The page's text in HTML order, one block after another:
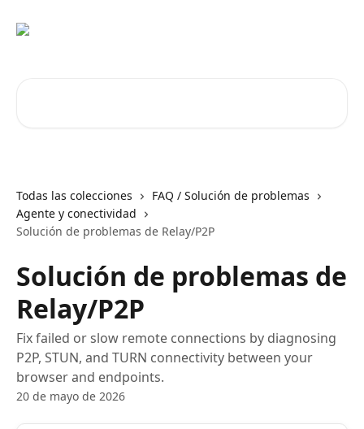
Todas las colecciones
FAQ / Solución de problemas
Agente y conectividad
Solución de problemas de Relay/P2P
Solución de problemas de
Relay/P2P
Fix failed or slow remote connections by diagnosing
P2P, STUN, and TURN connectivity between your
browser and endpoints.
20 de mayo de 2026